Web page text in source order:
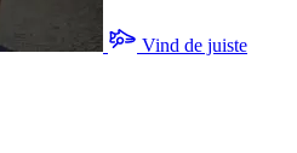
Vind de juiste